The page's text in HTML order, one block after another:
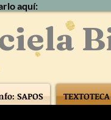
SAPOS TEXTOTECA
aquí: